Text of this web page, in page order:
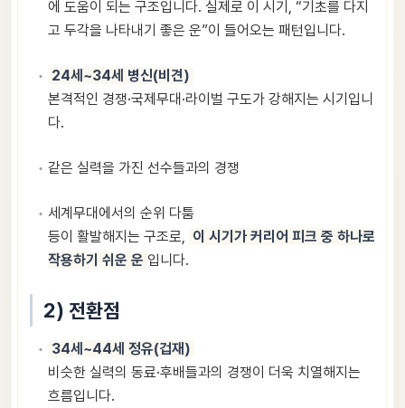
에 도움이 되는 구조입니다. 실제로 이 시기, “기초를 다지
고 두각을 나타내기 좋은 운”이 들어오는 패턴입니다.
24세~34세 병신(비견)
본격적인 경쟁·국제무대·라이벌 구도가 강해지는 시기입니
다.
같은 실력을 가진 선수들과의 경쟁
세계무대에서의 순위 다툼
등이 활발해지는 구조로, 이 시기가 커리어 피크 중 하나로
작용하기 쉬운 운 입니다.
2) 전환점
34세~44세 정유(겁재)
비슷한 실력의 동료·후배들과의 경쟁이 더욱 치열해지는
흐름입니다.